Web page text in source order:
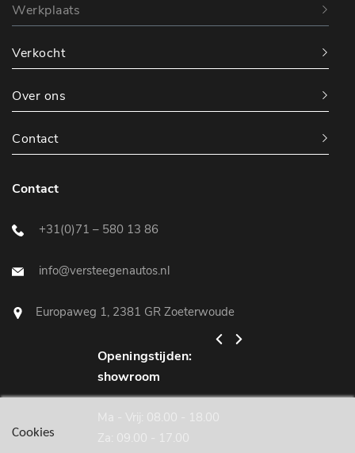
Werkplaats
Verkocht
Over ons
Contact
Contact
+31(0)71 – 580 13 86
info@versteegenautos.nl
Europaweg 1, 2381 GR Zoeterwoude
Openingstijden:
showroom
Ma - Vrij: 08.00 - 18.00
Za: 09.00 - 17.00
Cookies